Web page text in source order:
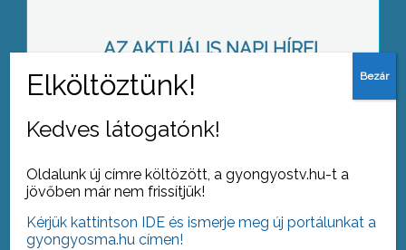
AZ AKTUÁLIS NAPI HÍREI
Kedves látogatónk!
Oldalunk új címre költözött, a gyongyostv.hu-t a
jövőben már nem frissítjük!
Kérjük kattintson IDE és ismerje meg új portálunkat a
gyongyosma.hu címen!